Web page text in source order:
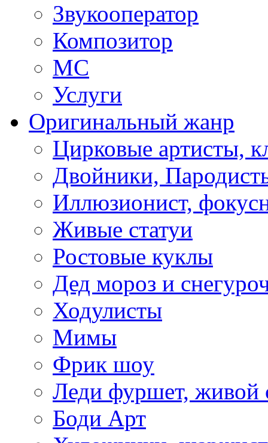
Звукооператор
Композитор
МС
Услуги
Оригинальный жанр
Цирковые артисты,
Двойники,
Иллюзионист,
Живые статуи
Ростовые куклы
Дед мороз и
Ходулисты
Мимы
Фрик шоу
Леди фуршет, живой
Боди Арт